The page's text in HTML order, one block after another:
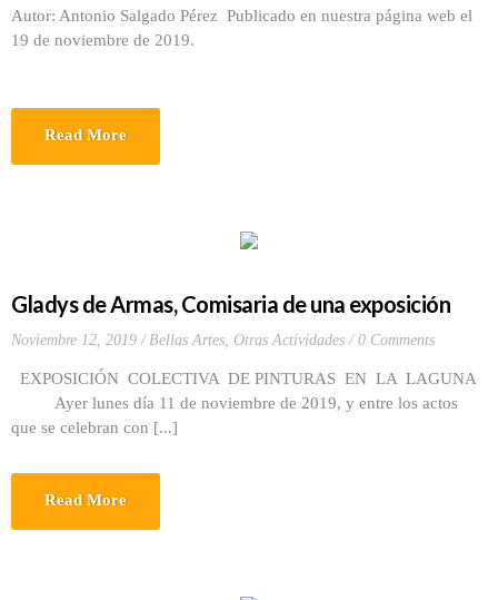
Autor: Antonio Salgado Pérez Publicado en nuestra página web el
19 de noviembre de 2019.
Read More
Gladys de Armas, Comisaria de una exposición
Noviembre 12, 2019 Bellas Artes, Otras Actividades 0 Comments
EXPOSICIÓN COLECTIVA DE PINTURAS EN LA LAGUNA
Ayer lunes día 11 de noviembre de 2019, y entre los actos
que se celebran con [...]
Read More